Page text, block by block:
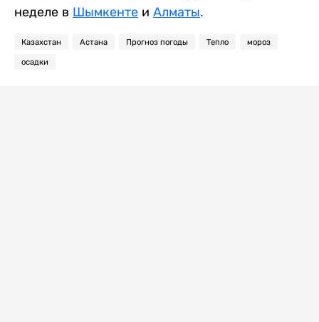
неделе в Шымкенте и Алматы.
Казахстан Астана Прогноз погоды Тепло мороз
осадки